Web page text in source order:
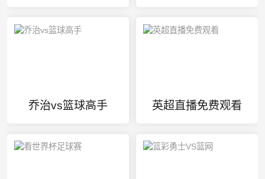
乔治vs篮球高手 英超直播免费观看